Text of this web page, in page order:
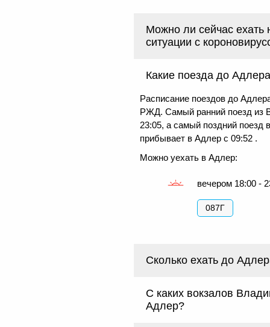
Можно ли сейчас ехать
ситуации с
Какие поезда до
Расписание поездов до
РЖД. Самый ранний поезд из
23:05, а самый поздний поезд
прибывает в Адлер с 09:52 .
Можно уехать в Адлер:
вечером 18:00 -
087Г
Сколько ехать до
С каких вокзалов
Адлер?